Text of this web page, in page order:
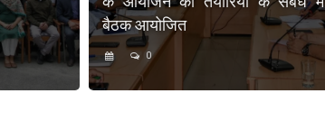
बैठक आयोजित
0